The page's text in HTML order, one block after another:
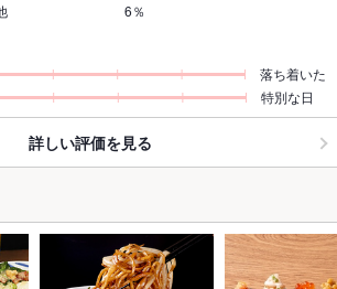
6％
落ち着いた
特別な日
詳しい評価を見る